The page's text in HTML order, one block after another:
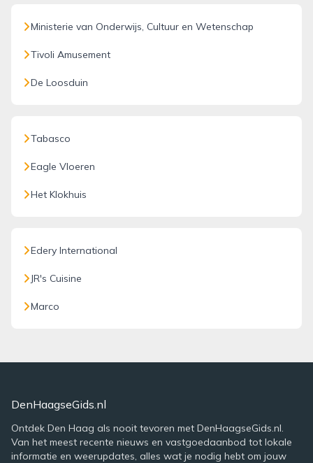
Ministerie van Onderwijs, Cultuur en Wetenschap
Tivoli Amusement
De Loosduin
Tabasco
Eagle Vloeren
Het Klokhuis
Edery International
JR's Cuisine
Marco
DenHaagseGids.nl
Ontdek Den Haag als nooit tevoren met DenHaagseGids.nl.
Van het meest recente nieuws en vastgoedaanbod tot lokale
informatie en weerupdates, alles wat je nodig hebt om jouw